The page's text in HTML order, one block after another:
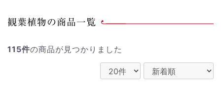
観葉植物の商品一覧
115件の商品が見つかりました